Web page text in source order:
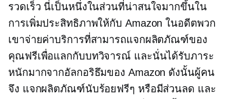
รวดเร็ว นี่เป็นหนึ่งในส่วนที่น่าสนใจมากขึ้นใน
การเพิ่มประสิทธิภาพให้กับ Amazon ในอดีตพวก
เขาจ่ายค่าบริการที่สามารถแจกผลิตภัณฑ์ของ
คุณฟรีเพื่อแลกกับบทวิจารณ์ และนั่นได้รับภาระ
หนักมากจากอัลกอริธึมของ Amazon ดังนั้นผู้คน
จึง แจกผลิตภัณฑ์นับร้อยฟรีๆ หรือมีส่วนลด และ